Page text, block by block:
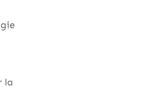
la